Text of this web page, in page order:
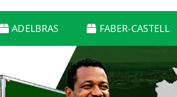
ADELBRAS FABER-CASTELL